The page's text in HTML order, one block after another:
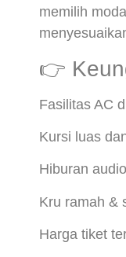
memilih
👉
Fasilitas AC
Kursi luas
Hiburan
Kru ramah &
Harga tiket